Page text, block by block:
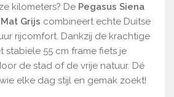
kilometers? De Pegasus Siena
Mat Grijs combineert echte Duitse
rijcomfort. Dankzij de krachtige
stabiele 55 cm frame fiets je
de stad of de vrije natuur. Dé
elke dag stijl en gemak zoekt!